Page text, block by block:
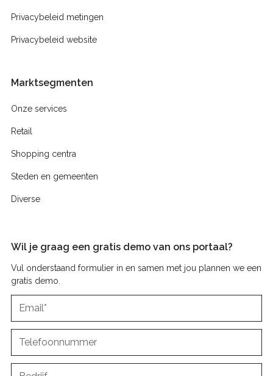
Privacybeleid metingen
Privacybeleid website
Marktsegmenten
Onze services
Retail
Shopping centra
Steden en gemeenten
Diverse
Wil je graag een gratis demo van ons portaal?
Vul onderstaand formulier in en samen met jou plannen we een
gratis demo.